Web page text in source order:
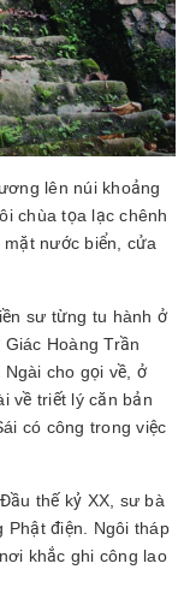
lên núi khoảng
chùa tọa lạc chênh
nước biển, cửa
sư từng tu hành ở
Hoàng Trần
cho gọi về, ở
về triết lý căn bản
có công trong việc
thế kỷ XX, sư bà
Phật điện. Ngôi tháp
khắc ghi công lao